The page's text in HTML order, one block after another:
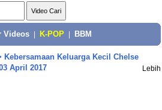
Videos K-POP BBM
Kebersamaan Keluarga Kecil Chelse
April 2017
Lebih